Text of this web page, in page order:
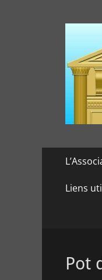
Menu
contenu
Liens
Pot